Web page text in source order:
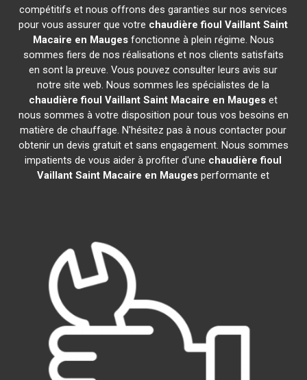
compétitifs et nous offrons des garanties sur nos services
pour vous assurer que votre chaudière fioul Vaillant Saint
Macaire en Maugesfonctionne à plein régime. Nous
sommes fiers de nos réalisations et nos clients satisfaits
en sont la preuve. Vous pouvez consulter leurs avis sur
notre site web. Nous sommes les spécialistes de la
chaudière fioul Vaillant Saint Macaire en Mauges et
nous sommes à votre disposition pour tous vos besoins en
matière de chauffage. N'hésitez pas à nous contacter pour
obtenir un devis gratuit et sans engagement. Nous sommes
impatients de vous aider à profiter d'une chaudière fioul
Vaillant Saint Macaire en Mauges performante et